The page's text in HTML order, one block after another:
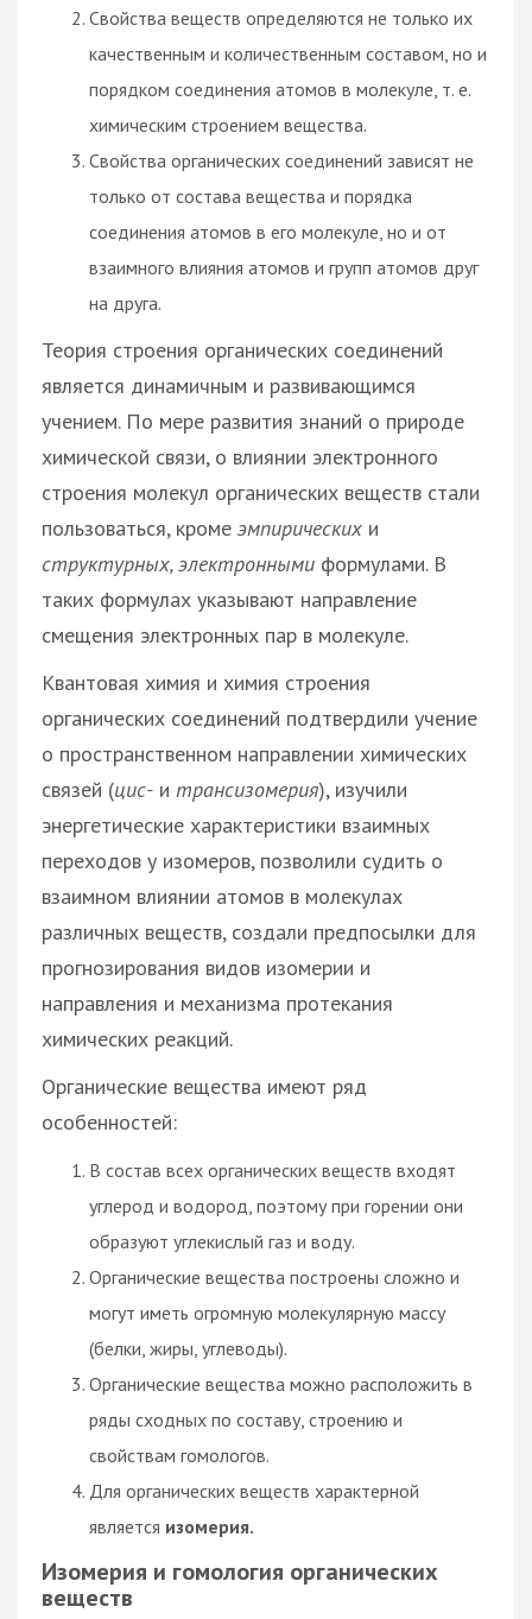
Свойства веществ определяются не только их
качественным и количественным составом, но и
порядком соединения атомов в молекуле, т. е.
химическим строением вещества.
Свойства органических соединений зависят не
только от состава вещества и порядка
соединения атомов в его молекуле, но и от
взаимного влияния атомов и групп атомов друг
на друга.
Теория строения органических соединений
является динамичным и развивающимся
учением. По мере развития знаний о природе
химической связи, о влиянии электронного
строения молекул органических веществ стали
пользоваться, кроме эмпирических и
структурных, электронными формулами. В
таких формулах указывают направление
смещения электронных пар в молекуле.
Квантовая химия и химия строения
органических соединений подтвердили учение
о пространственном направлении химических
связей (цис- и трансизомерия), изучили
энергетические характеристики взаимных
переходов у изомеров, позволили судить о
взаимном влиянии атомов в молекулах
различных веществ, создали предпосылки для
прогнозирования видов изомерии и
направления и механизма протекания
химических реакций.
Органические вещества имеют ряд
особенностей:
В состав всех органических веществ входят
углерод и водород, поэтому при горении они
образуют углекислый газ и воду.
Органические вещества построены сложно и
могут иметь огромную молекулярную массу
(белки, жиры, углеводы).
Органические вещества можно расположить в
ряды сходных по составу, строению и
свойствам гомологов.
Для органических веществ характерной
является изомерия.
Изомерия и гомология органических
веществ